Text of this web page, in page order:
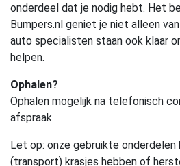
onderdeel dat je nodig hebt. Het
Bumpers.nl geniet je niet alleen
auto specialisten staan ook klaar
helpen.
Ophalen?
Ophalen mogelijk na telefonisch
afspraak.
Let op: onze gebruikte onderdelen
(transport) krasjes hebben of